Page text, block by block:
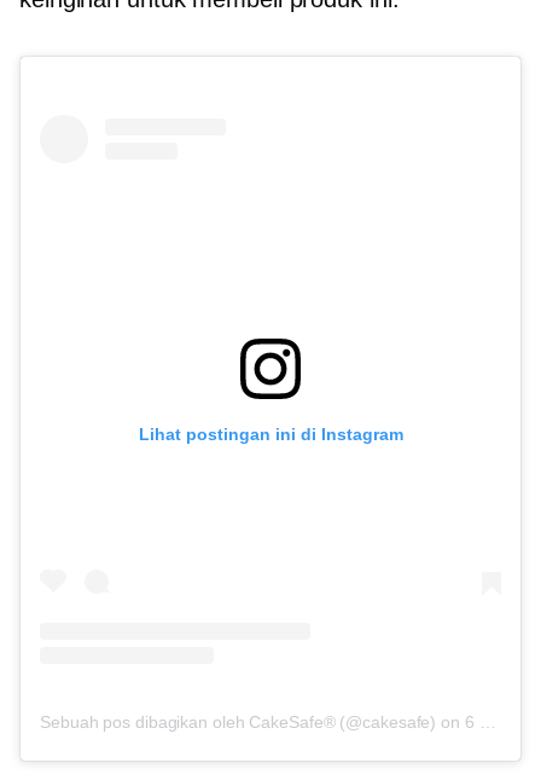
Lihat postingan ini di Instagram
Sebuah pos dibagikan oleh CakeSafe® (@cakesafe) on 6 Maret 2017 pukul 1 PST